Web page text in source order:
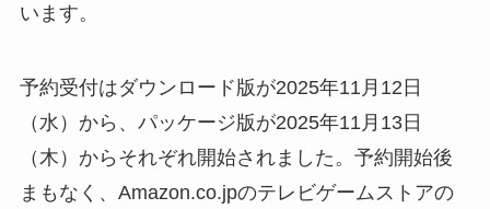
います。
予約受付はダウンロード版が2025年11月12日
（水）から、パッケージ版が2025年11月13日
（木）からそれぞれ開始されました。予約開始後
まもなく、Amazon.co.jpのテレビゲームストアの